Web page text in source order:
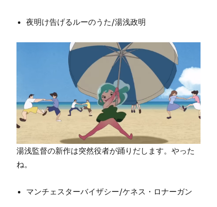
夜明け告げるルーのうた/湯浅政明
湯浅監督の新作は突然役者が踊りだします。やった
ね。
マンチェスターバイザシー/ケネス・ロナーガン